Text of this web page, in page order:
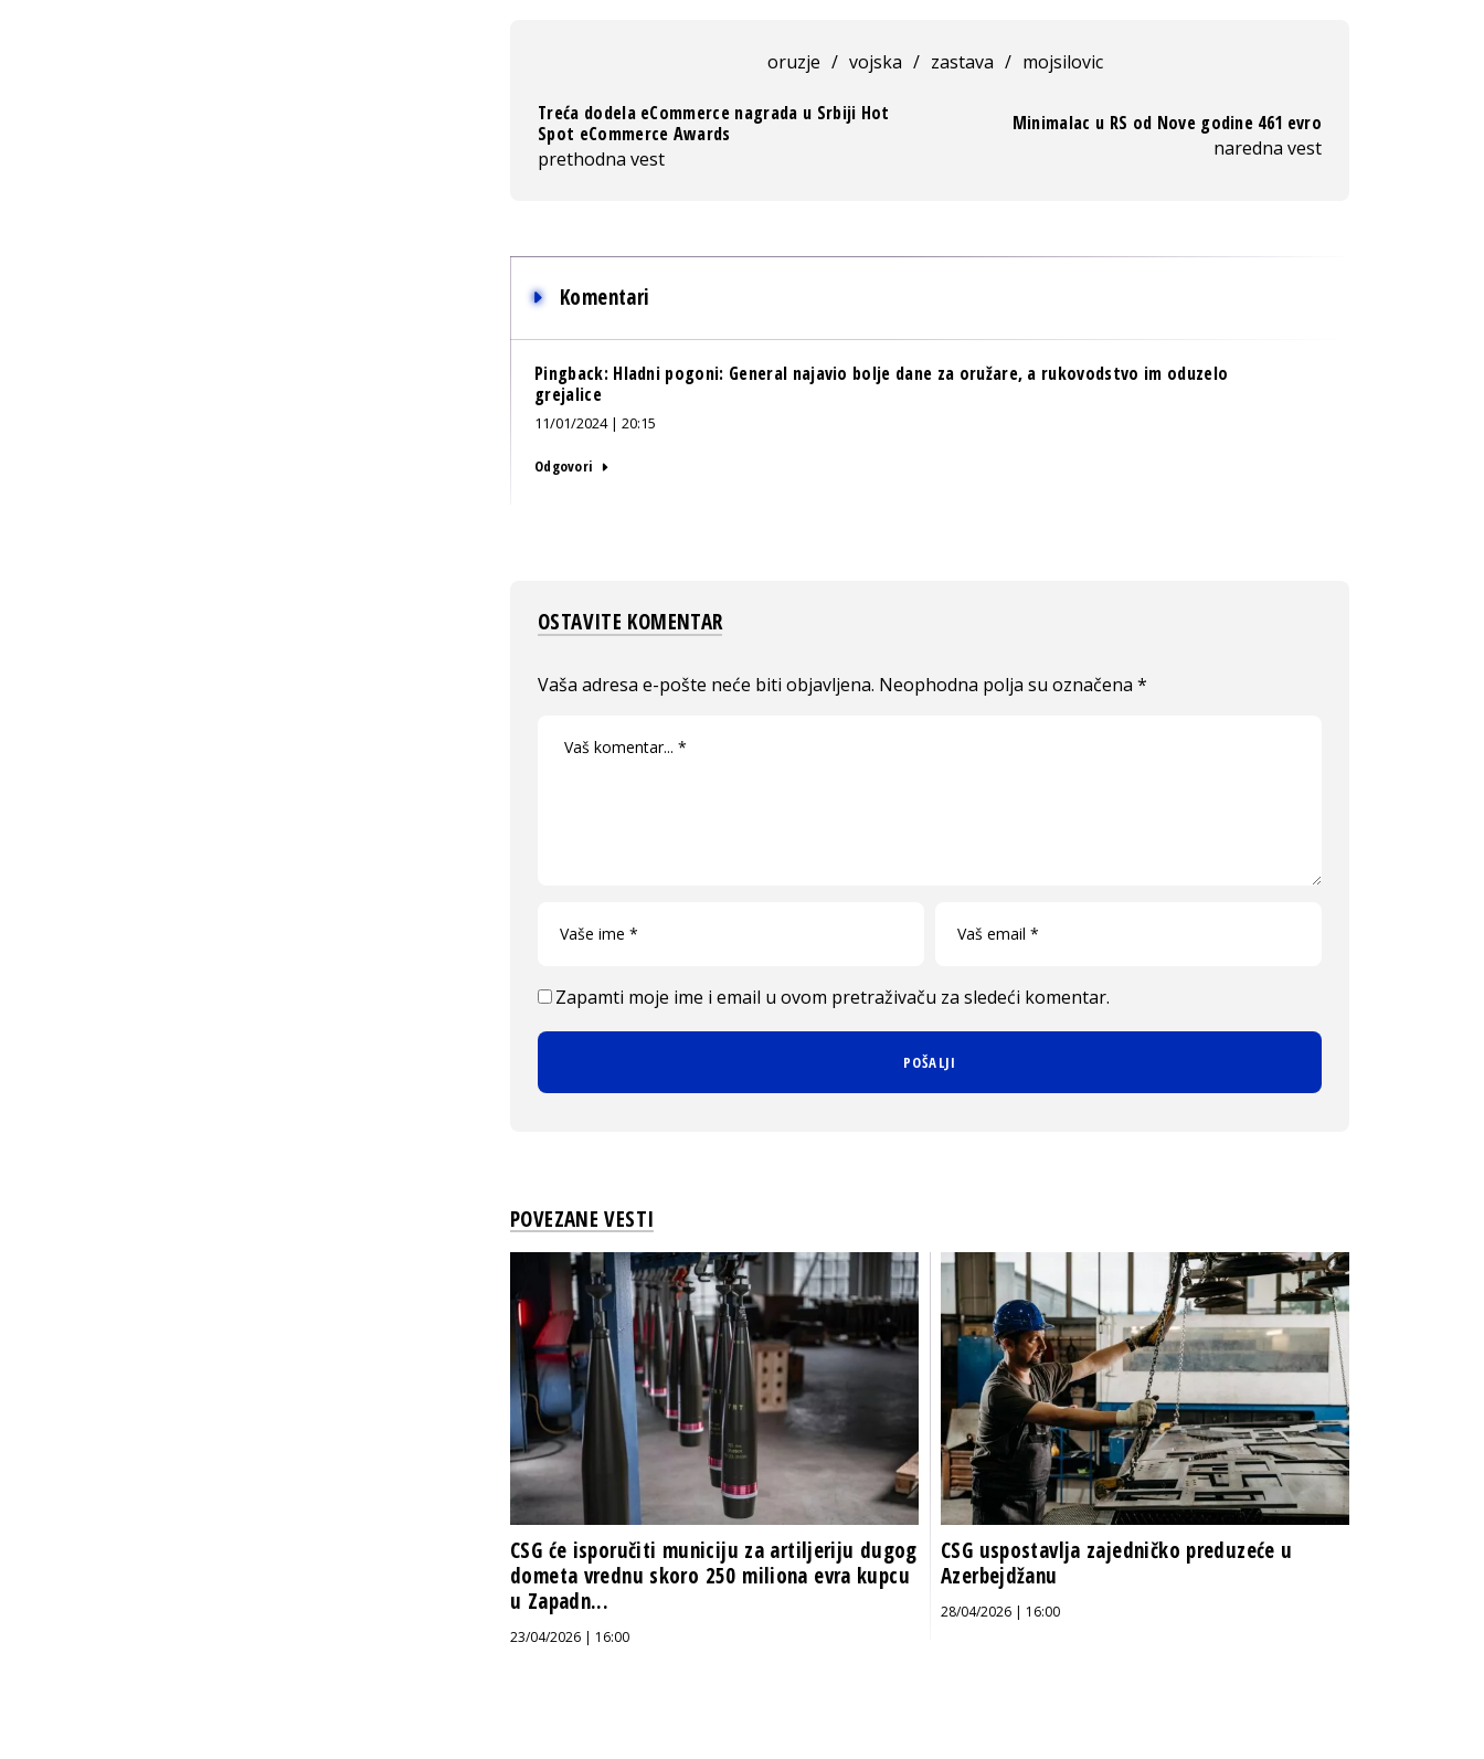
oruzje / vojska / zastava / mojsilovic
Treća dodela eCommerce nagrada u Srbiji Hot
Spot eCommerce Awards
prethodna vest
Minimalac u RS od Nove godine 461 evro
naredna vest
Komentari
Pingback: Hladni pogoni: General najavio bolje dane za oružare, a rukovodstvo im oduzelo
grejalice
11/01/2024 | 20:15
Odgovori
OSTAVITE KOMENTAR
Vaša adresa e-pošte neće biti objavljena. Neophodna polja su označena *
Zapamti moje ime i email u ovom pretraživaču za sledeći komentar.
POVEZANE VESTI
CSG će isporučiti municiju za artiljeriju dugog
dometa vrednu skoro 250 miliona evra kupcu
u Zapadn...
23/04/2026 | 16:00
CSG uspostavlja zajedničko preduzeće u
Azerbejdžanu
28/04/2026 | 16:00